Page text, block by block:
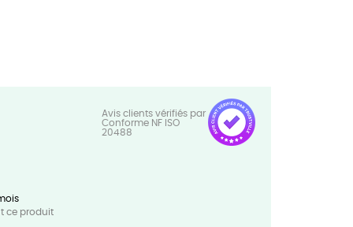
ce produit